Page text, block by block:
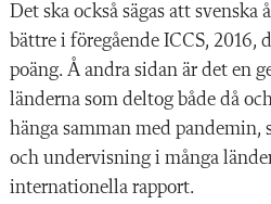
Det ska också sägas att svenska
bättre i föregående ICCS, 2016,
poäng. Å andra sidan är det en
länderna som deltog både då
hänga samman med pandemin,
och undervisning i många
internationella rapport.